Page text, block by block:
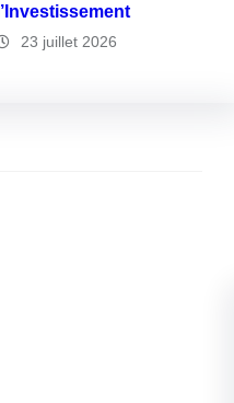
l’Investissement
23 juillet 2026